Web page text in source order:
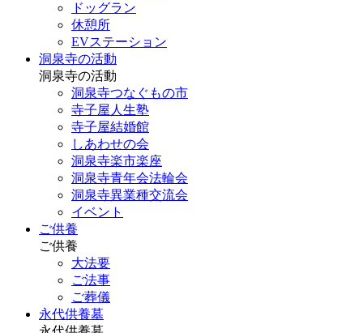
ドッグラン
休憩所
EVステーション
洞泉寺の活動
洞泉寺の活動
洞泉寺つなぐもの市
寺子屋人生塾
寺子屋結婚館
しあわせの会
洞泉寺楽市楽座
洞泉寺青年会法輪会
洞泉寺異業種交流会
イベント
ご供養
ご供養
大法要
ご法事
ご葬儀
永代供養墓